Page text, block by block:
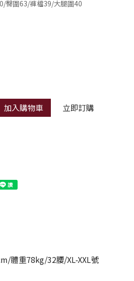
臀圍63/褲檔39/大腿圍40
加入購物車 立即訂購
體重78kg/32腰/XL-XXL號